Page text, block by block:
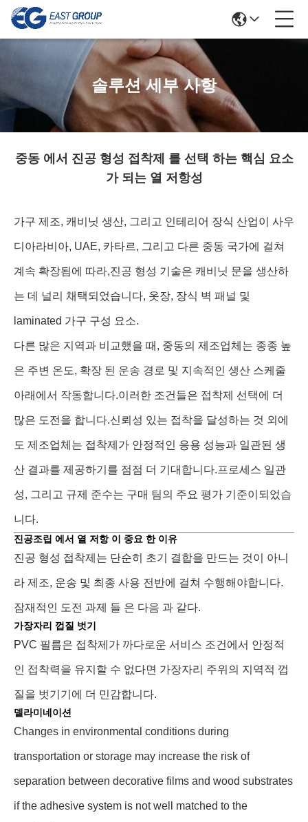
솔루션 세부 사항
중동 에서 진공 형성 접착제 를 선택 하는 핵심 요소
가 되는 열 저항성
가구 제조, 캐비닛 생산, 그리고 인테리어 장식 산업이 사우
디아라비아, UAE, 카타르, 그리고 다른 중동 국가에 걸쳐
계속 확장됨에 따라,진공 형성 기술은 캐비닛 문을 생산하
는 데 널리 채택되었습니다, 옷장, 장식 벽 패널 및
laminated 가구 구성 요소.
다른 많은 지역과 비교했을 때, 중동의 제조업체는 종종 높
은 주변 온도, 확장 된 운송 경로 및 지속적인 생산 스케줄
아래에서 작동합니다.이러한 조건들은 접착제 선택에 더
많은 도전을 합니다.신뢰성 있는 접착을 달성하는 것 외에
도 제조업체는 접착제가 안정적인 응용 성능과 일관된 생
산 결과를 제공하기를 점점 더 기대합니다.프로세스 일관
성, 그리고 규제 준수는 구매 팀의 주요 평가 기준이되었습
니다.
진공조립 에서 열 저항 이 중요 한 이유
진공 형성 접착제는 단순히 초기 결합을 만드는 것이 아니
라 제조, 운송 및 최종 사용 전반에 걸쳐 수행해야합니다.
잠재적인 도전 과제 들 은 다음 과 같다.
가장자리 껍질 벗기
PVC 필름은 접착제가 까다로운 서비스 조건에서 안정적
인 접착력을 유지할 수 없다면 가장자리 주위의 지역적 껍
질을 벗기기에 더 민감합니다.
델라미네이션
Changes in environmental conditions during
transportation or storage may increase the risk of
separation between decorative films and wood substrates
if the adhesive system is not well matched to the